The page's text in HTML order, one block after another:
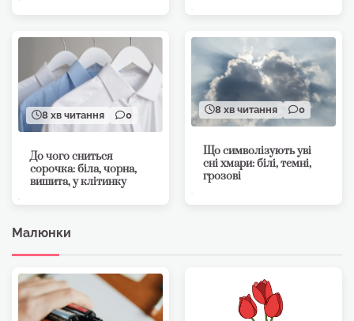
8 хв читання 0
До чого сниться
сорочка: біла, чорна,
вишита, у клітинку
8 хв читання 0
Що символізують уві
сні хмари: білі, темні,
грозові
Малюнки